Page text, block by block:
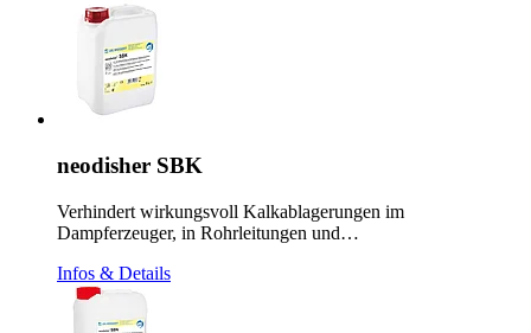
neodisher SBK
Verhindert wirkungsvoll Kalkablagerungen im
Dampferzeuger, in Rohrleitungen und…
Infos & Details